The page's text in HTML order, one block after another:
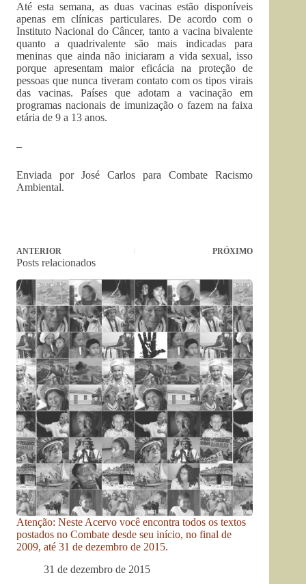
Até esta semana, as duas vacinas estão disponíveis
apenas em clínicas particulares. De acordo com o
Instituto Nacional do Câncer, tanto a vacina bivalente
quanto a quadrivalente são mais indicadas para
meninas que ainda não iniciaram a vida sexual, isso
porque apresentam maior eficácia na proteção de
pessoas que nunca tiveram contato com os tipos virais
das vacinas. Países que adotam a vacinação em
programas nacionais de imunização o fazem na faixa
etária de 9 a 13 anos.
–
Enviada por José Carlos para Combate Racismo
Ambiental.
ANTERIOR PRÓXIMO
Posts relacionados
Atenção: Neste Acervo você encontra todos os textos
postados no Combate desde seu início, no final de
2009, até 31 de dezembro de 2015.
31 de dezembro de 2015